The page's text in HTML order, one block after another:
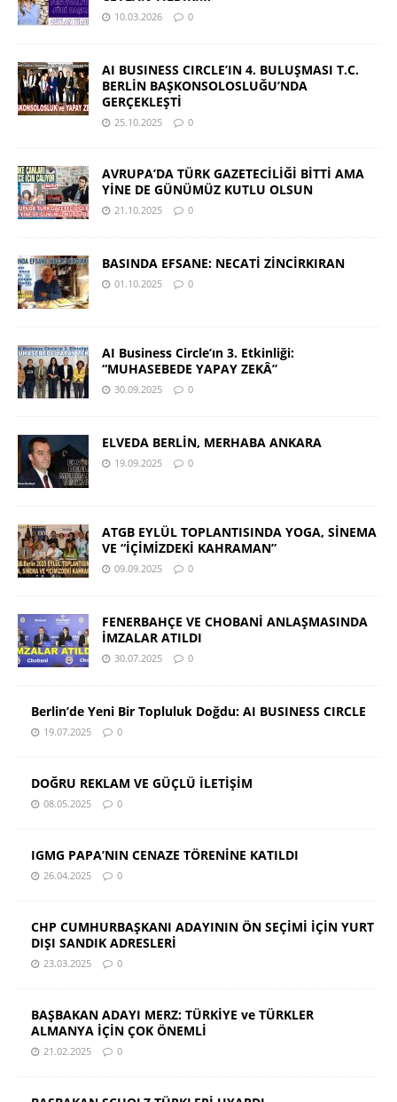
10.03.2026 0
AI BUSINESS CIRCLE’IN 4. BULUŞMASI T.C.
BERLİN BAŞKONSOLOSLUĞU’NDA
GERÇEKLEŞTİ
25.10.2025 0
AVRUPA’DA TÜRK GAZETECİLİĞİ BİTTİ AMA
YİNE DE GÜNÜMÜZ KUTLU OLSUN
21.10.2025 0
BASINDA EFSANE: NECATİ ZİNCİRKIRAN
01.10.2025 0
AI Business Circle’ın 3. Etkinliği:
“MUHASEBEDE YAPAY ZEKÂ”
30.09.2025 0
ELVEDA BERLİN, MERHABA ANKARA
19.09.2025 0
ATGB EYLÜL TOPLANTISINDA YOGA, SİNEMA
VE “İÇİMİZDEKİ KAHRAMAN”
09.09.2025 0
FENERBAHÇE VE CHOBANİ ANLAŞMASINDA
İMZALAR ATILDI
30.07.2025 0
Berlin’de Yeni Bir Topluluk Doğdu: AI BUSINESS CIRCLE
19.07.2025 0
DOĞRU REKLAM VE GÜÇLÜ İLETİŞİM
08.05.2025 0
IGMG PAPA’NIN CENAZE TÖRENİNE KATILDI
26.04.2025 0
CHP CUMHURBAŞKANI ADAYININ ÖN SEÇİMİ İÇİN YURT
DIŞI SANDIK ADRESLERİ
23.03.2025 0
BAŞBAKAN ADAYI MERZ: TÜRKİYE ve TÜRKLER
ALMANYA İÇİN ÇOK ÖNEMLİ
21.02.2025 0